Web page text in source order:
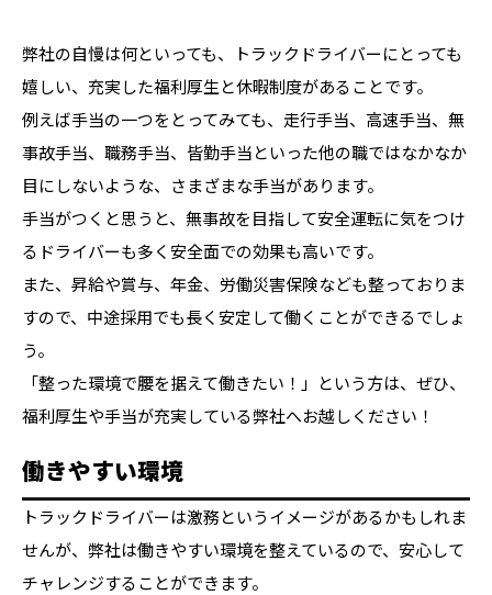
弊社の自慢は何といっても、トラックドライバーにとっても
嬉しい、充実した福利厚生と休暇制度があることです。
例えば手当の一つをとってみても、走行手当、高速手当、無
事故手当、職務手当、皆勤手当といった他の職ではなかなか
目にしないような、さまざまな手当があります。
手当がつくと思うと、無事故を目指して安全運転に気をつけ
るドライバーも多く安全面での効果も高いです。
また、昇給や賞与、年金、労働災害保険なども整っておりま
すので、中途採用でも長く安定して働くことができるでしょ
う。
「整った環境で腰を据えて働きたい！」という方は、ぜひ、
福利厚生や手当が充実している弊社へお越しください！
働きやすい環境
トラックドライバーは激務というイメージがあるかもしれま
せんが、弊社は働きやすい環境を整えているので、安心して
チャレンジすることができます。